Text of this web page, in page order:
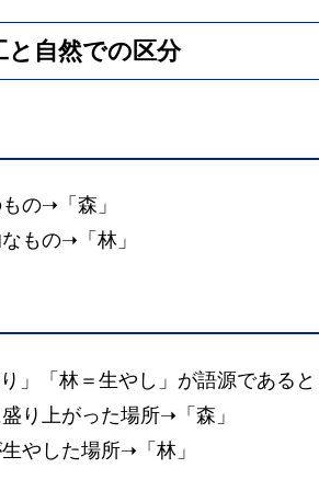
と自然での区分
の➝「森」
もの➝「林」
」「林＝生やし」が語源である
り上がった場所➝「森」
やした場所➝「林」